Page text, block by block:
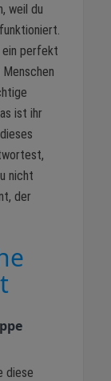
weil du
perfekt
ist ihr
nicht
der
diese